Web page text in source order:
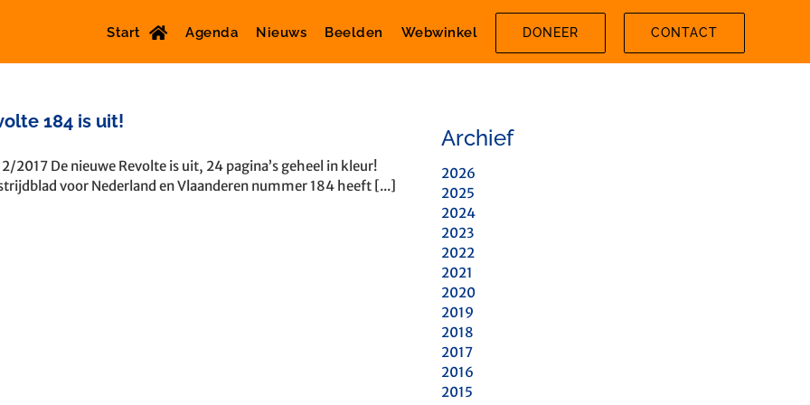
Start Agenda Nieuws Beelden Webwinkel DONEER CONTACT
184 is uit!
2017 De nieuwe Revolte is uit, 24 pagina’s geheel in kleur!
voor Nederland en Vlaanderen nummer 184 heeft [...]
Archief
2026
2025
2024
2023
2022
2021
2020
2019
2018
2017
2016
2015